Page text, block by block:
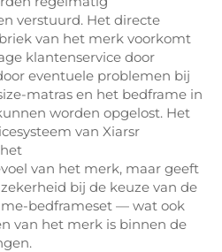
verstuurd. Het directe
van het merk voorkomt
klantenservice door
eventuele problemen bij
matras en het bedframe in
worden opgelost. Het
van Xiarsr
van het merk, maar geeft
bij de keuze van de
bedframeset — wat ook
van het merk is binnen de